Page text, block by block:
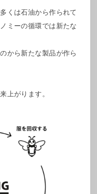
くは石油から作られて
ミーの循環では新たな
から新たな製品が作ら
上がります。